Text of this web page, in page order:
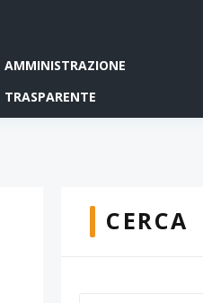
AMMINISTRAZIONE
TRASPARENTE
CERCA